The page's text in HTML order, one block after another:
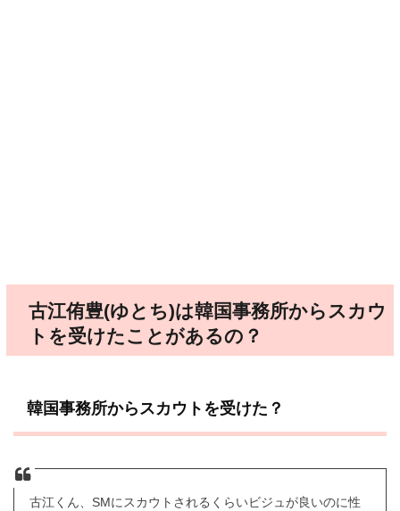
古江侑豊(ゆとち)は韓国事務所からスカウ
トを受けたことがあるの？
韓国事務所からスカウトを受けた？
古江くん、SMにスカウトされるくらいビジュが良いのに性